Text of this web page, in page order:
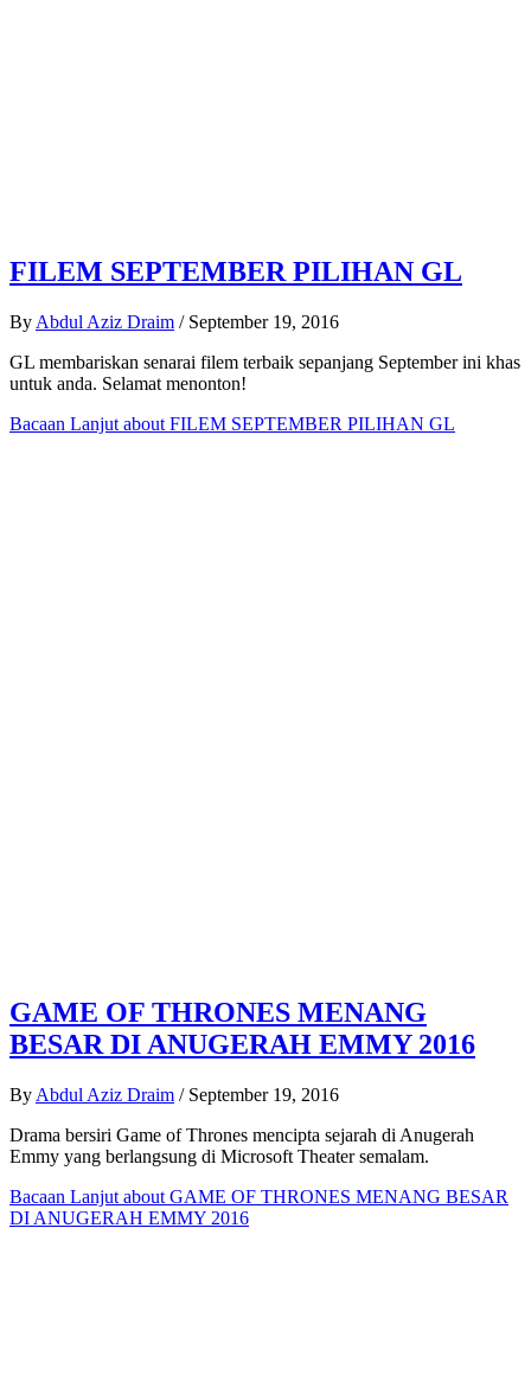
FILEM SEPTEMBER PILIHAN GL
By Abdul Aziz Draim / September 19, 2016
GL membariskan senarai filem terbaik sepanjang September ini khas
untuk anda. Selamat menonton!
Bacaan Lanjut about FILEM SEPTEMBER PILIHAN GL
GAME OF THRONES MENANG
BESAR DI ANUGERAH EMMY 2016
By Abdul Aziz Draim / September 19, 2016
Drama bersiri Game of Thrones mencipta sejarah di Anugerah
Emmy yang berlangsung di Microsoft Theater semalam.
Bacaan Lanjut about GAME OF THRONES MENANG BESAR
DI ANUGERAH EMMY 2016